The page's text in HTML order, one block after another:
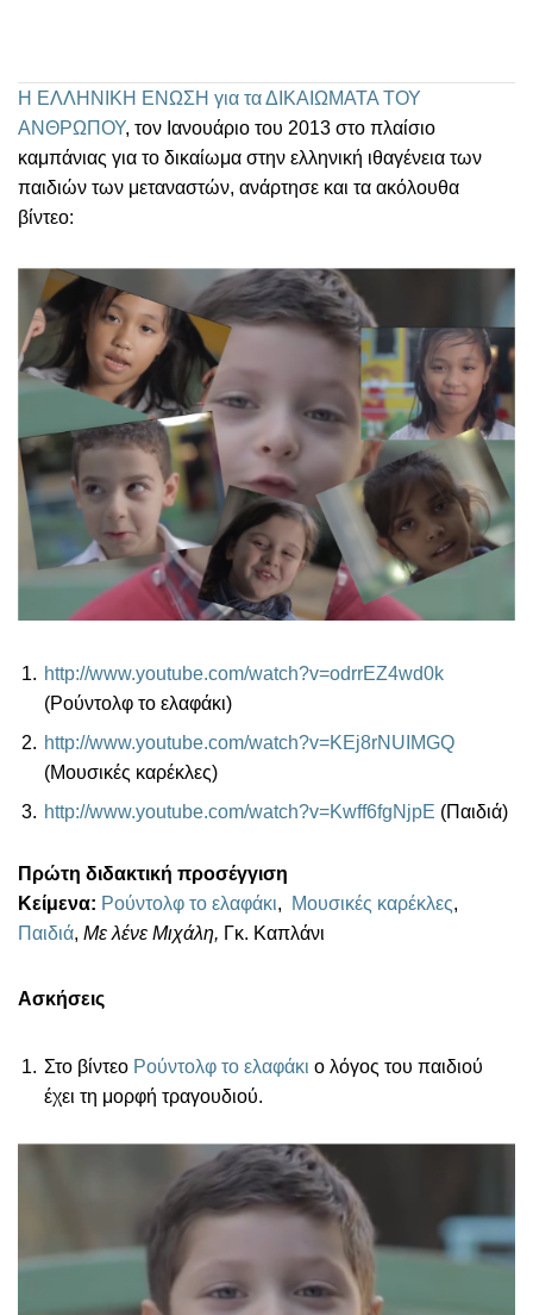
Η ΕΛΛΗΝΙΚΗ ΕΝΩΣΗ για τα ΔΙΚΑΙΩΜΑΤΑ ΤΟΥ
ΑΝΘΡΩΠΟΥ, τον Ιανουάριο του 2013 στο πλαίσιο
καμπάνιας για το δικαίωμα στην ελληνική ιθαγένεια των
παιδιών των μεταναστών, ανάρτησε και τα ακόλουθα
βίντεο:
http://www.youtube.com/watch?v=odrrEZ4wd0k
(Ρούντολφ το ελαφάκι)
http://www.youtube.com/watch?v=KEj8rNUIMGQ
(Μουσικές καρέκλες)
http://www.youtube.com/watch?v=Kwff6fgNjpE (Παιδιά)
Πρώτη διδακτική προσέγγιση
Κείμενα: Ρούντολφ το ελαφάκι, Μουσικές καρέκλες,
Παιδιά, Με λένε Μιχάλη, Γκ. Καπλάνι
Ασκήσεις
Στο βίντεο Ρούντολφ το ελαφάκι ο λόγος του παιδιού
έχει τη μορφή τραγουδιού.